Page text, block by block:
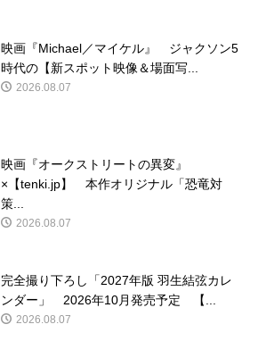
映画『Michael／マイケル』 ジャクソン5
時代の【新スポット映像＆場面写...
2026.08.07
映画『オークストリートの異変』
×【tenki.jp】 本作オリジナル「恐竜対
策...
2026.08.07
完全撮り下ろし「2027年版 羽生結弦カレ
ンダー」 2026年10月発売予定 【...
2026.08.07